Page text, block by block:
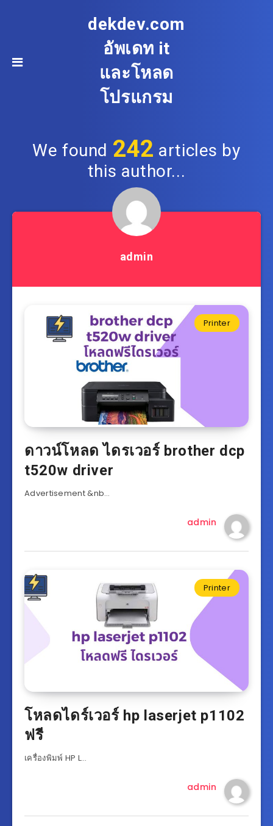
dekdev.com
อัพเดท it
และโหลด
โปรแกรม
We found 242 articles by
this author...
admin
Printer
ดาวน์โหลด ไดรเวอร์ brother dcp
t520w driver
Advertisement &nb…
admin
Printer
โหลดไดร์เวอร์ hp laserjet p1102
ฟรี
เครื่องพิมพ์ HP L…
admin